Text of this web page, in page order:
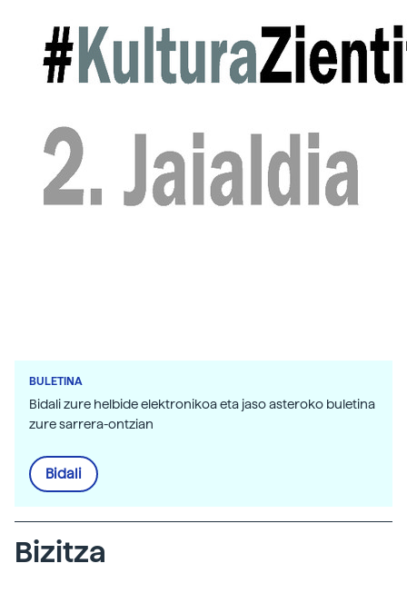
BULETINA
Bidali zure helbide elektronikoa eta jaso asteroko buletina
zure sarrera-ontzian
Bidali
Bizitza